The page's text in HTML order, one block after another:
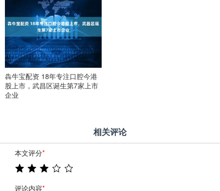
犇牛宝配资 18年专注口腔今港
股上市，武昌区诞生第7家上市
企业
相关评论
本文评分*
评论内容*